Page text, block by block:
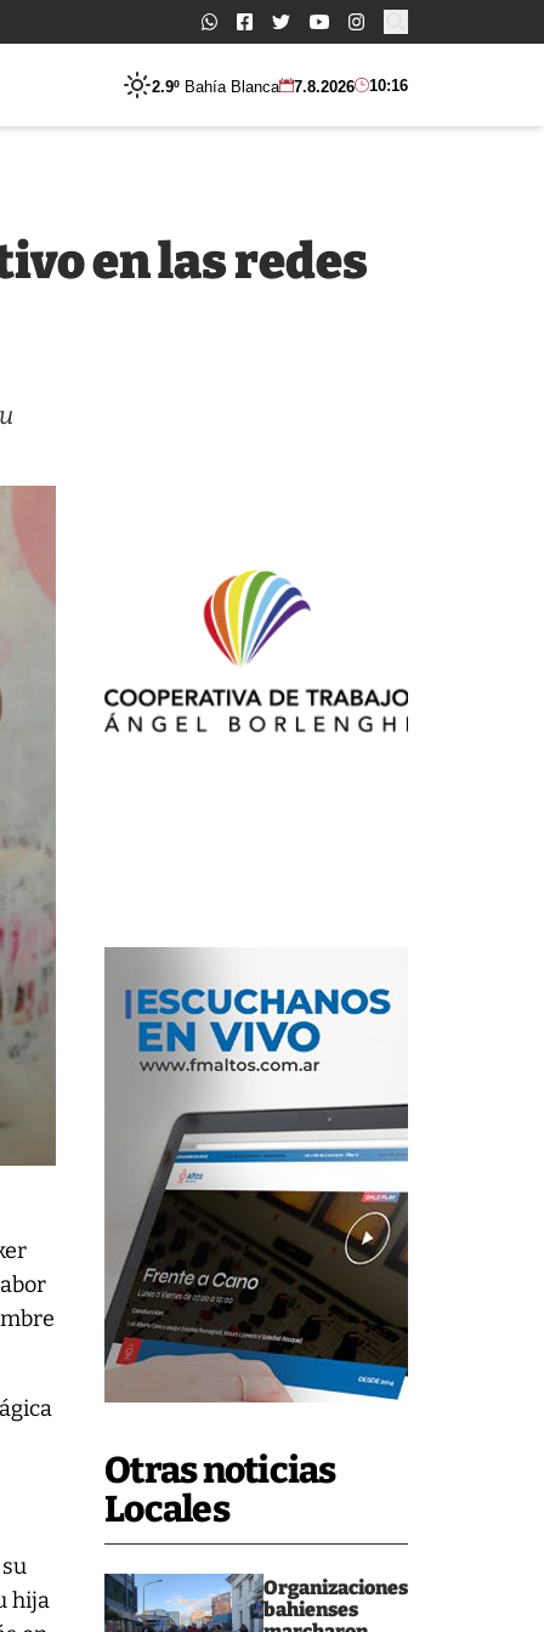
Buscar:
2.9º Bahía Blanca 7.8.2026 10:16
Otras noticias
Locales
Organizaciones
bahienses
en las redes
hija